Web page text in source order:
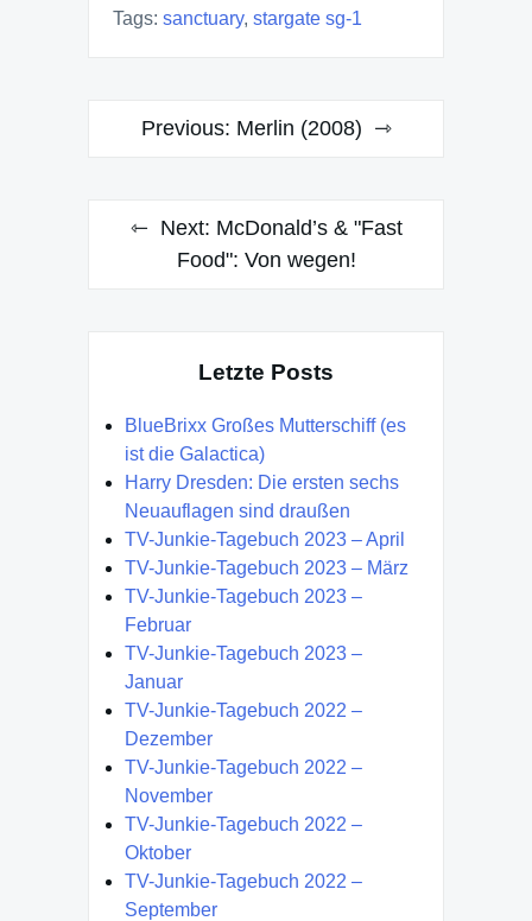
Tags: sanctuary, stargate sg-1
PostPrevious: Merlin (2008)
Next: McDonald’s & "Fast
Food": Von wegen!
Letzte Posts
BlueBrixx Großes Mutterschiff (es
ist die Galactica)
Harry Dresden: Die ersten sechs
Neuauflagen sind draußen
TV-Junkie-Tagebuch 2023 – April
TV-Junkie-Tagebuch 2023 – März
TV-Junkie-Tagebuch 2023 –
Februar
TV-Junkie-Tagebuch 2023 –
Januar
TV-Junkie-Tagebuch 2022 –
Dezember
TV-Junkie-Tagebuch 2022 –
November
TV-Junkie-Tagebuch 2022 –
Oktober
TV-Junkie-Tagebuch 2022 –
September